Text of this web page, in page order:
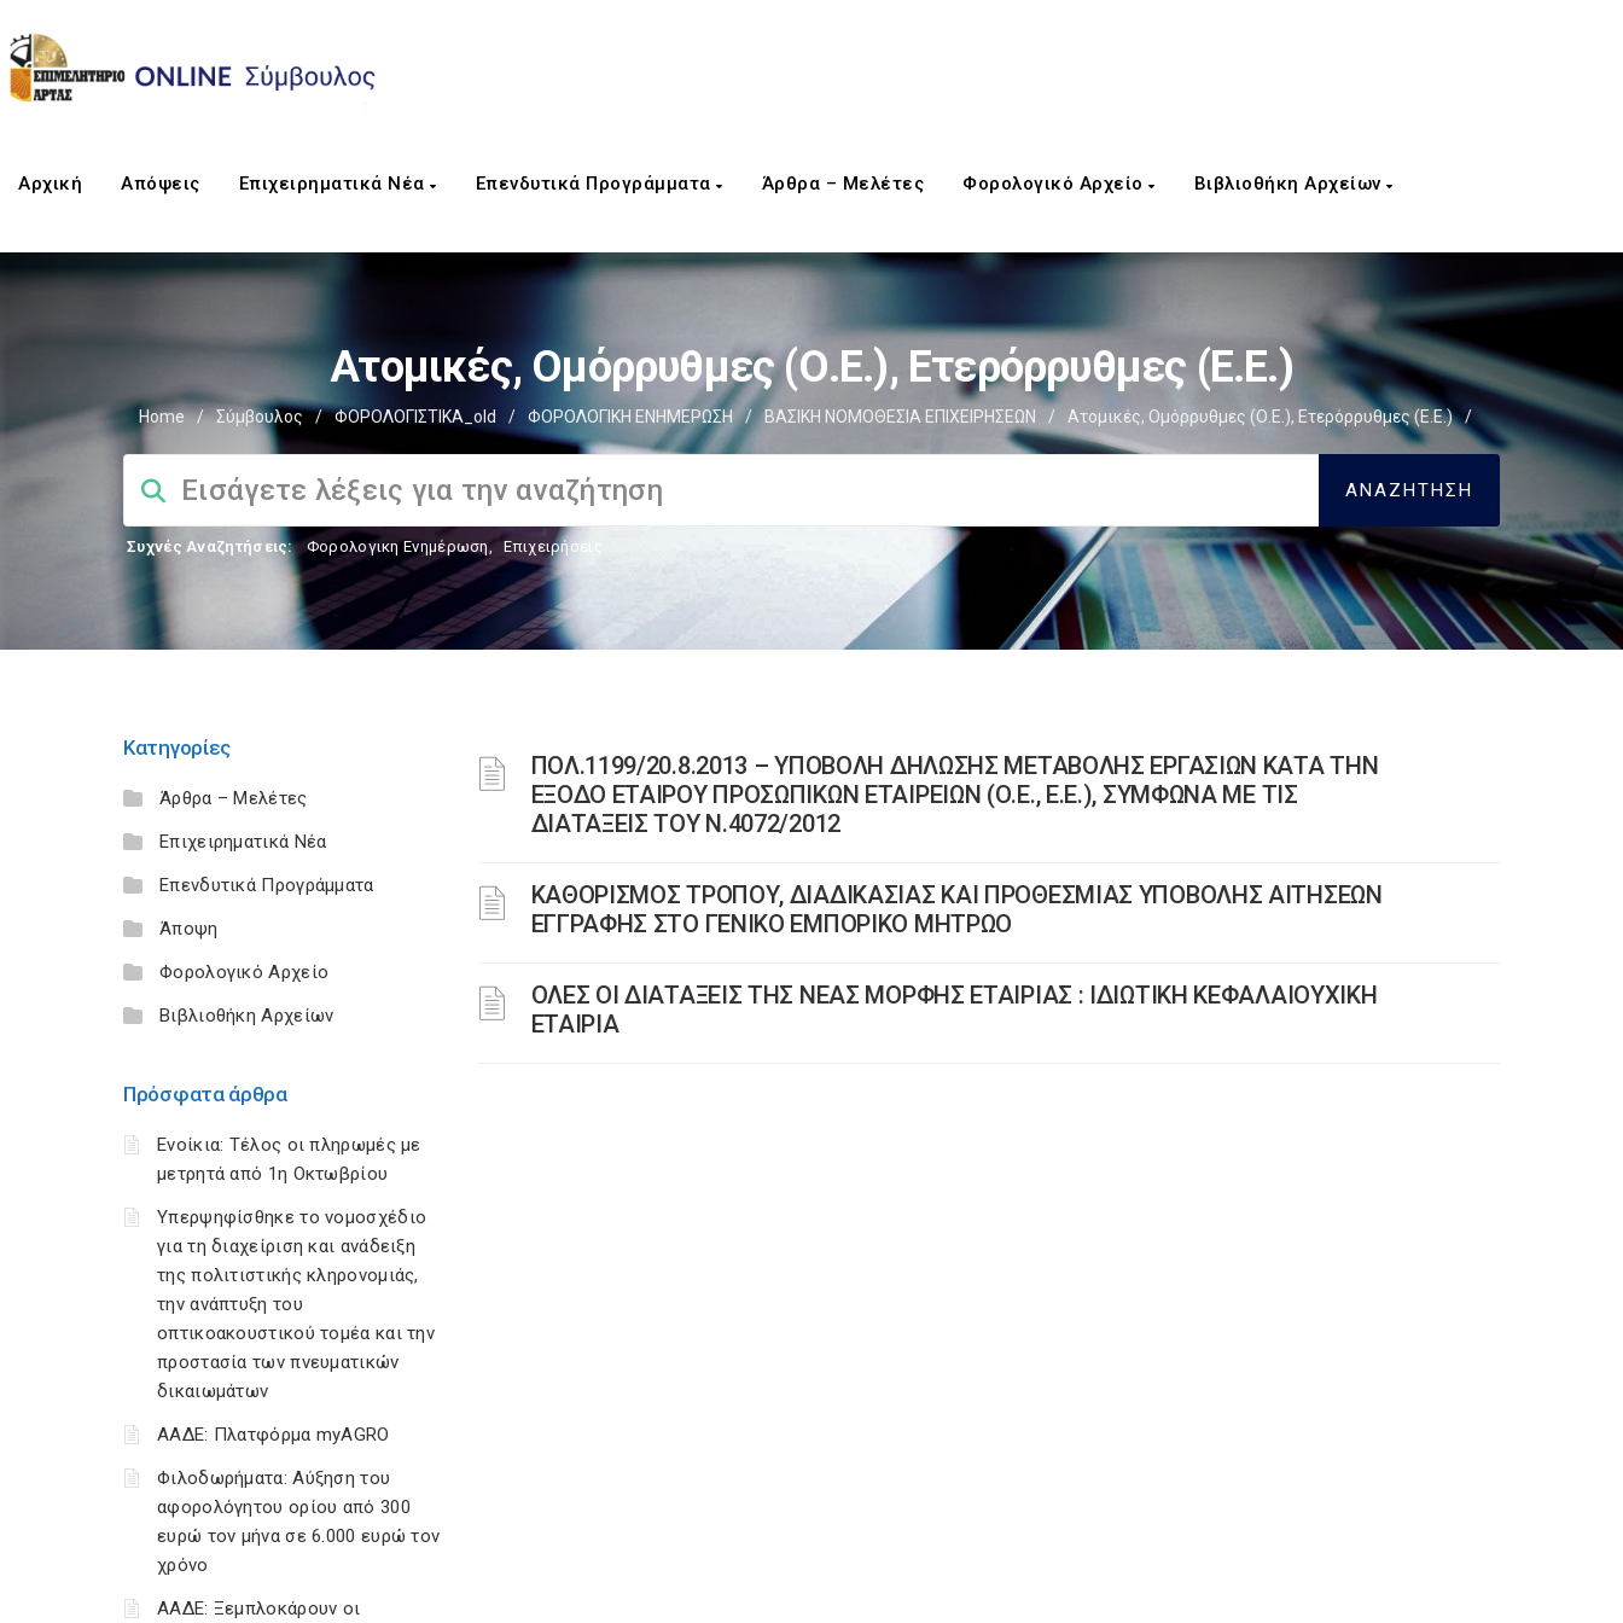
Αρχική Απόψεις Επιχειρηματικά Νέα Επενδυτικά Προγράμματα Άρθρα – Μελέτες Φορολογικό Αρχείο Βιβλιοθήκη Αρχείων
Ατομικές, Ομόρρυθμες (Ο.Ε.), Ετερόρρυθμες (Ε.Ε.)
Home / Σύμβουλος / ΦΟΡΟΛΟΓΙΣΤΙΚΑ_old / ΦΟΡΟΛΟΓΙΚΗ ΕΝΗΜΕΡΩΣΗ / ΒΑΣΙΚΗ ΝΟΜΟΘΕΣΙΑ ΕΠΙΧΕΙΡΗΣΕΩΝ / Ατομικές, Ομόρρυθμες (Ο.Ε.), Ετερόρρυθμες (Ε.Ε.) /
Συχνές Αναζητήσεις: Φορολογικη Ενημέρωση, Επιχειρήσεις
Κατηγορίες
Άρθρα – Μελέτες
Επιχειρηματικά Νέα
Επενδυτικά Προγράμματα
Άποψη
Φορολογικό Αρχείο
Βιβλιοθήκη Αρχείων
Πρόσφατα άρθρα
Ενοίκια: Τέλος οι πληρωμές με
μετρητά από 1η Οκτωβρίου
Υπερψηφίσθηκε το νομοσχέδιο
για τη διαχείριση και ανάδειξη
της πολιτιστικής κληρονομιάς,
την ανάπτυξη του
οπτικοακουστικού τομέα και την
προστασία των πνευματικών
δικαιωμάτων
ΑΑΔΕ: Πλατφόρμα myAGRO
Φιλοδωρήματα: Αύξηση του
αφορολόγητου ορίου από 300
ευρώ τον μήνα σε 6.000 ευρώ τον
χρόνο
ΑΑΔΕ: Ξεμπλοκάρουν οι
ΠΟΛ.1199/20.8.2013 – ΥΠΟΒΟΛΗ ΔΗΛΩΣΗΣ ΜΕΤΑΒΟΛΗΣ ΕΡΓΑΣΙΩΝ ΚΑΤΑ ΤΗΝ
ΕΞΟΔΟ ΕΤΑΙΡΟΥ ΠΡΟΣΩΠΙΚΩΝ ΕΤΑΙΡΕΙΩΝ (Ο.Ε., Ε.Ε.), ΣΥΜΦΩΝΑ ΜΕ ΤΙΣ
ΔΙΑΤΑΞΕΙΣ ΤΟΥ Ν.4072/2012
ΚΑΘΟΡΙΣΜΟΣ ΤΡΟΠΟΥ, ΔΙΑΔΙΚΑΣΙΑΣ ΚΑΙ ΠΡΟΘΕΣΜΙΑΣ ΥΠΟΒΟΛΗΣ ΑΙΤΗΣΕΩΝ
ΕΓΓΡΑΦΗΣ ΣΤΟ ΓΕΝΙΚΟ ΕΜΠΟΡΙΚΟ ΜΗΤΡΩΟ
ΟΛΕΣ ΟΙ ΔΙΑΤΑΞΕΙΣ ΤΗΣ ΝΕΑΣ ΜΟΡΦΗΣ ΕΤΑΙΡΙΑΣ : ΙΔΙΩΤΙΚΗ ΚΕΦΑΛΑΙΟΥΧΙΚΗ
ΕΤΑΙΡΙΑ